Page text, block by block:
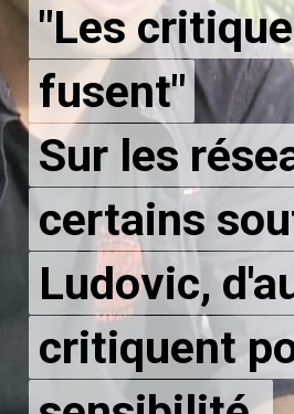
"Les
fusent"
Sur les
certains
Ludovic,
critiquent
"Les
fusent"
Sur les
certains
Ludovic,
critiquent